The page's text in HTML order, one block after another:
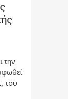
την
του